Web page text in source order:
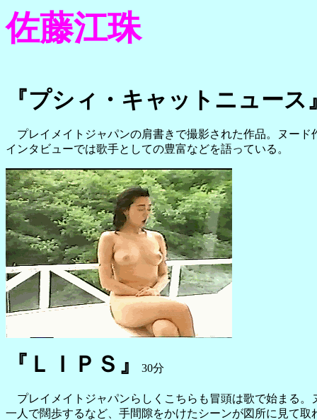
佐藤江珠
『プシィ・キャットニュース
プレイメイトジャパンの肩書きで撮影された作品。ヌー
インタビューでは歌手としての豊富などを語っている。
『ＬＩＰＳ』 30分
プレイメイトジャパンらしくこちらも冒頭は歌で始まる
一人で闊歩するなど、手間隙をかけたシーンが図所に見て取